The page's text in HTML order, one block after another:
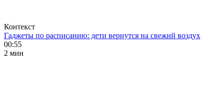
Контекст
Гаджеты по расписанию: дети вернутся на свежий воздух
00:55
2 мин